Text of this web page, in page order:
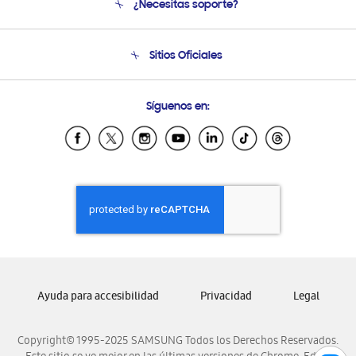
Soporte
Condiciones de Compra
¿Necesitas soporte?
Soporte vía eMail
Sitios Oficiales
Samsung Ecuador
Samsung El Salvador
Samsung Honduras
Samsung Nicaragua
Samsung Panamá
Samsung Venezuela
Síguenos en:
Copyright© 1995-2025 SAMSUNG Todos los Derechos Reservados.
Ayuda para accesibilidad Privacidad Legal